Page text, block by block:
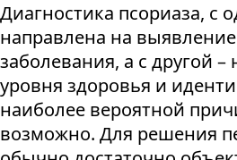
Диагностика псориаза, с
направлена на выявление
заболевания, а с другой
уровня здоровья и
наиболее вероятной
возможно. Для решения